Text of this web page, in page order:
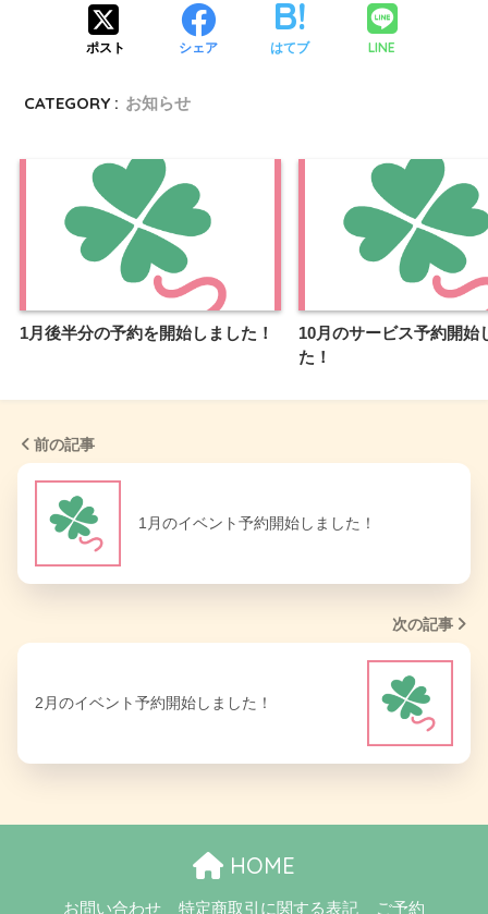
ポスト シェア はてブ LINE
CATEGORY : お知らせ
1月後半分の予約を開始しました！
10月のサービス予約開始
た！
前の記事
1月のイベント予約開始しました！
次の記事
2月のイベント予約開始しました！
HOME
お問い合わせ 特定商取引に関する表記 ご予約